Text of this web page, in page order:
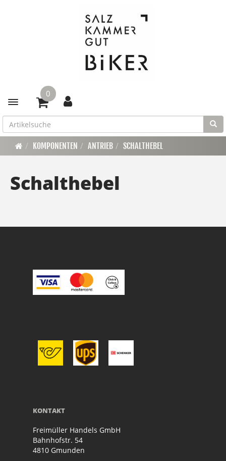
Toggle navigation
0
KOMPONENTEN ANTRIEB SCHALTHEBEL
Schalthebel
KONTAKT
Freimüller Handels GmbH
Bahnhofstr. 54
4810 Gmunden